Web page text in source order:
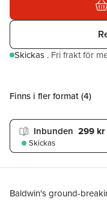
Skickas . Fri frakt för
Finns i fler format (4)
Inbunden 299 kr
Skickas
Baldwin's ground-